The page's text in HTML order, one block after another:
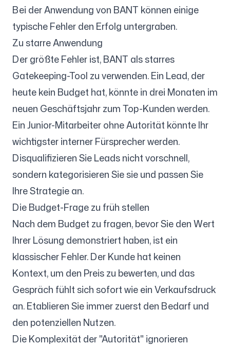
Bei der Anwendung von BANT können einige
typische Fehler den Erfolg untergraben.
Zu starre Anwendung
Der größte Fehler ist, BANT als starres
Gatekeeping-Tool zu verwenden. Ein Lead, der
heute kein Budget hat, könnte in drei Monaten im
neuen Geschäftsjahr zum Top-Kunden werden.
Ein Junior-Mitarbeiter ohne Autorität könnte Ihr
wichtigster interner Fürsprecher werden.
Disqualifizieren Sie Leads nicht vorschnell,
sondern kategorisieren Sie sie und passen Sie
Ihre Strategie an.
Die Budget-Frage zu früh stellen
Nach dem Budget zu fragen, bevor Sie den Wert
Ihrer Lösung demonstriert haben, ist ein
klassischer Fehler. Der Kunde hat keinen
Kontext, um den Preis zu bewerten, und das
Gespräch fühlt sich sofort wie ein Verkaufsdruck
an. Etablieren Sie immer zuerst den Bedarf und
den potenziellen Nutzen.
Die Komplexität der "Autorität" ignorieren